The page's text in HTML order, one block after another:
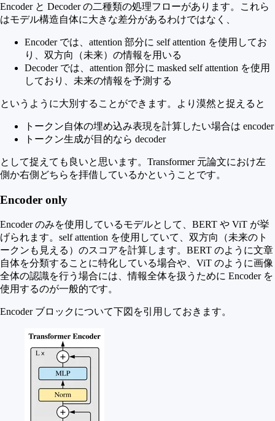
Encoder と Decoder の二種類の処理フローがあります。これら
はモデル構造自体に大きな差分があるわけではなく、
Encoder では、attention 部分に self attention を使用してお
り、双方向（未来）の情報を用いる
Decoder では、attention 部分に masked self attention を使用
しており、未来の情報を予測する
というように大別することができます。より漠然と捉えると
トークン自体の埋め込み表現を計算したい場合は encoder
トークン生成が目的なら decoder
として捉えても良いと思います。Transformer 元論文におけ左
側か右側どちらを拝借しているかということです。
Encoder only
Encoder のみを使用しているモデルとして、BERT や ViT が挙
げられます。self attention を使用していて、双方向（未来のト
ークンも見える）のスコアを計算します。BERT のように文章
自体を分類することに特化している場合や、ViT のように画像
全体の認識を行う場合には、情報全体を扱うために Encoder を
使用するのが一般的です。
Encoder ブロックについて下図を引用しておきます。